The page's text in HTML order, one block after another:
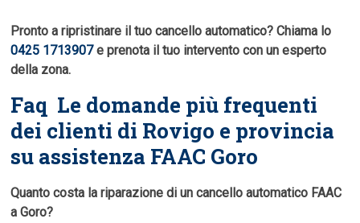
Pronto a ripristinare il tuo cancello automatico? Chiama lo
0425 1713907e prenota il tuo intervento con un esperto
della zona.
Faq  Le domande più frequenti
dei clienti di Rovigo e provincia
su assistenza FAAC Goro
Quanto costa la riparazione di un cancello automatico FAAC
a Goro?